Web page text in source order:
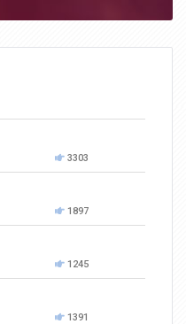
3303
1897
1245
1391